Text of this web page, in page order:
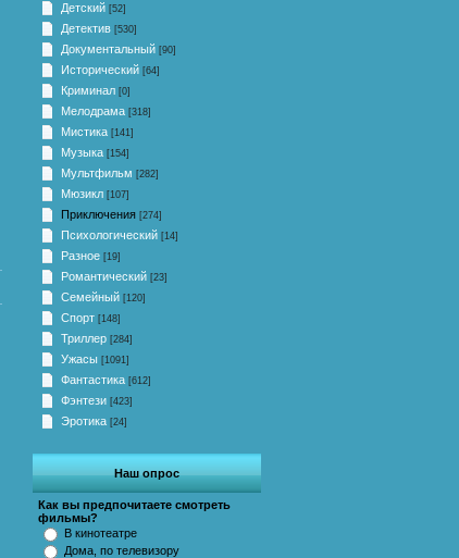
Детский [52]
Детектив [530]
Документальный [90]
Исторический [64]
Криминал [0]
Мелодрама [318]
Мистика [141]
Музыка [154]
Мультфильм [282]
Мюзикл [107]
Приключения [274]
Психологический [14]
Разное [19]
Романтический [23]
Семейный [120]
Спорт [148]
Триллер [284]
Ужасы [1091]
Фантастика [612]
Фэнтези [423]
Эротика [24]
Наш опрос
Как вы предпочитаете смотреть
фильмы?
В кинотеатре
Дома, по телевизору